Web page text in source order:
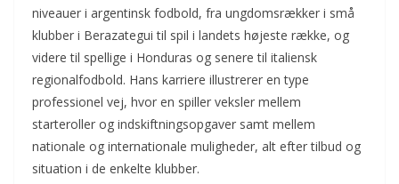
niveauer i argentinsk fodbold, fra ungdomsrækker i små
klubber i Berazategui til spil i landets højeste række, og
videre til spellige i Honduras og senere til italiensk
regionalfodbold. Hans karriere illustrerer en type
professionel vej, hvor en spiller veksler mellem
starteroller og indskiftningsopgaver samt mellem
nationale og internationale muligheder, alt efter tilbud og
situation i de enkelte klubber.